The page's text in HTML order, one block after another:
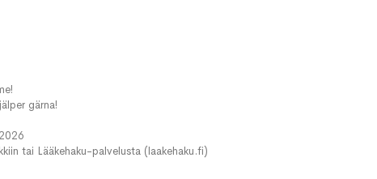
gärna!
tai Lääkehaku-palvelusta (laakehaku.fi)